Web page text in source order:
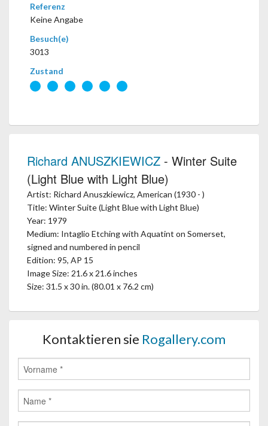
Referenz
Keine Angabe
Besuch(e)
3013
Zustand
Richard ANUSZKIEWICZ - Winter Suite
(Light Blue with Light Blue)
Artist: Richard Anuszkiewicz, American (1930 - )
Title: Winter Suite (Light Blue with Light Blue)
Year: 1979
Medium: Intaglio Etching with Aquatint on Somerset,
signed and numbered in pencil
Edition: 95, AP 15
Image Size: 21.6 x 21.6 inches
Size: 31.5 x 30 in. (80.01 x 76.2 cm)
Kontaktieren sie Rogallery.com